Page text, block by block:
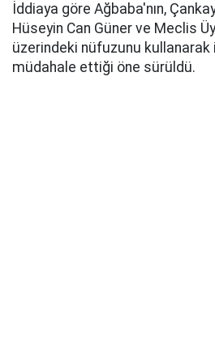
İddiaya göre Ağbaba'nın,
Hüseyin Can Güner ve Meclis
üzerindeki nüfuzunu kullanarak
müdahale ettiği öne sürüldü.